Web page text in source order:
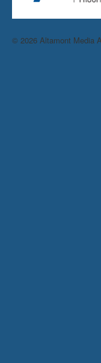
© 2026 Altamont Media